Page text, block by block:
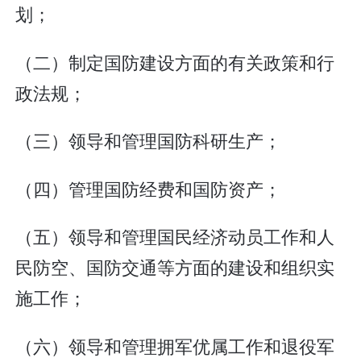
划；
（二）制定国防建设方面的有关政策和行
政法规；
（三）领导和管理国防科研生产；
（四）管理国防经费和国防资产；
（五）领导和管理国民经济动员工作和人
民防空、国防交通等方面的建设和组织实
施工作；
（六）领导和管理拥军优属工作和退役军